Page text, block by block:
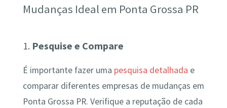
Mudanças Ideal em Ponta Grossa PR
1. Pesquise e Compare
É importante fazer uma pesquisa detalhada e
comparar diferentes empresas de mudanças em
Ponta Grossa PR. Verifique a reputação de cada